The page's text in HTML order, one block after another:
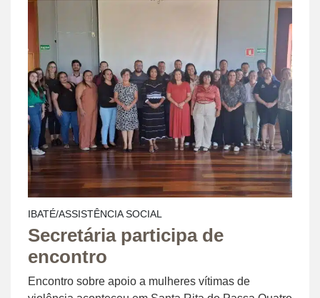
IBATÉ/ASSISTÊNCIA SOCIAL
Secretária participa de
encontro
Encontro sobre apoio a mulheres vítimas de